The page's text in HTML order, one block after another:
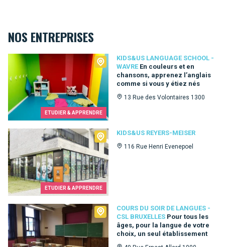
NOS ENTREPRISES
ETUDIER & APPRENDRE
KIDS&US LANGUAGE SCHOOL -
WAVRE En couleurs et en
chansons, apprenez l’anglais
comme si vous y étiez nés
13 Rue des Volontaires 1300
Kids&Us language school - Wavre
ETUDIER & APPRENDRE
KIDS&US REYERS-MEISER
116 Rue Henri Evenepoel
Kids&Us Reyers-Meiser
COURS DU SOIR DE LANGUES -
CSL BRUXELLES Pour tous les
âges, pour la langue de votre
choix, un seul établissement
Cours du Soir de Langues - CSL Bruxelles